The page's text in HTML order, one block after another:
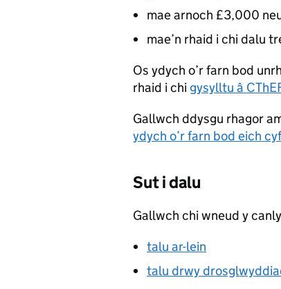
mae arnoch £3,000
mae’n rhaid i chi dalu
Os ydych o’r farn bod
rhaid i chi gysylltu â
Gallwch ddysgu rhagor
ydych o’r farn bod eich
Sut i dalu
Gallwch chi wneud y
talu ar-lein
talu drwy